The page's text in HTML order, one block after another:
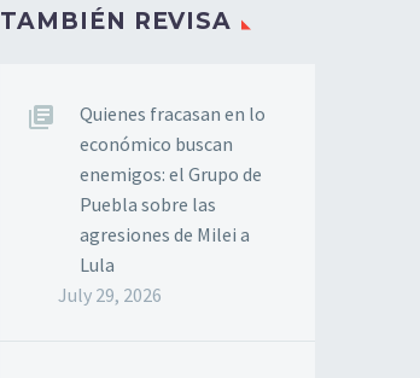
TAMBIÉN REVISA
Quienes fracasan en lo
económico buscan
enemigos: el Grupo de
Puebla sobre las
agresiones de Milei a
Lula
July 29, 2026